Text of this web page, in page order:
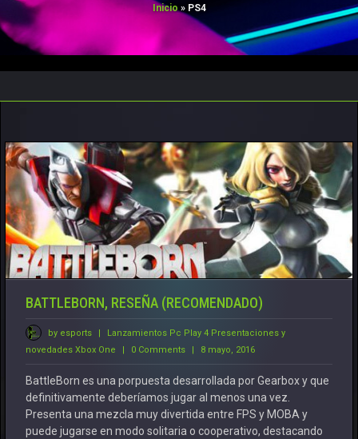
CONTACTO
TORNEOS FREE
Inicio» PS4
BATTLEBORN, RESEÑA (RECOMENDADO)
by esports | Lanzamientos Pc Play 4 Presentaciones y
novedades Xbox One 0 Comments 8 mayo, 2016
BattleBorn es una porpuesta desarrollada por Gearbox y que
definitivamente deberíamos jugar al menos una vez.
Presenta una mezcla muy divertida entre FPS y MOBA y
puede jugarse en modo solitaria o cooperativo, destacando